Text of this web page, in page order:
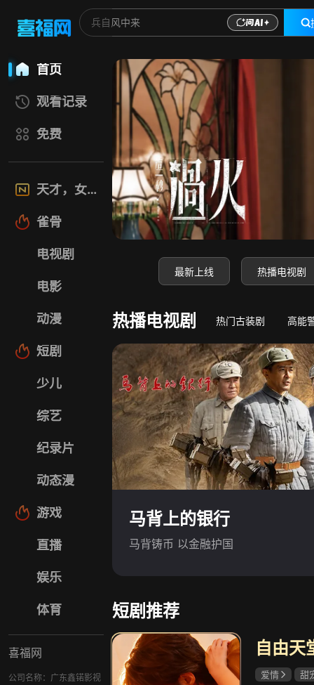
首页
观看记录
免费
天才，女友
雀骨
电视剧
电影
动漫
短剧
少儿
综艺
纪录片
动态漫
游戏
直播
娱乐
体育
喜福网
公司名称：广东鑫锘影视
喜福影视网-高清电
最新上线 热播电视剧
热播电视剧 热门古装剧 高能
马背上的银行
马背铸币 以金融护国
短剧推荐
自由天
爱情 甜